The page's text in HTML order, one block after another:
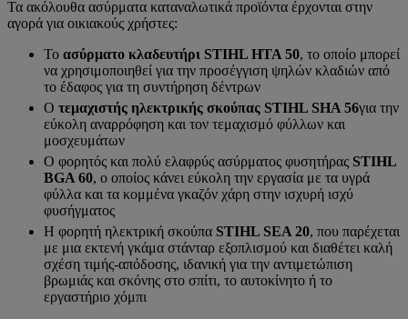
Τα ακόλουθα ασύρματα καταναλωτικά προϊόντα έρχονται στην
αγορά για οικιακούς χρήστες:
Το ασύρματο κλαδευτήρι STIHL HTA 50, το οποίο μπορεί
να χρησιμοποιηθεί για την προσέγγιση ψηλών κλαδιών από
το έδαφος για τη συντήρηση δέντρων
Ο τεμαχιστής ηλεκτρικής σκούπας STIHL SHA 56για την
εύκολη αναρρόφηση και τον τεμαχισμό φύλλων και
μοσχευμάτων
Ο φορητός και πολύ ελαφρύς ασύρματος φυσητήρας STIHL
BGA 60, ο οποίος κάνει εύκολη την εργασία με τα υγρά
φύλλα και τα κομμένα γκαζόν χάρη στην ισχυρή ισχύ
φυσήγματος
Η φορητή ηλεκτρική σκούπα STIHL SEA 20, που παρέχεται
με μια εκτενή γκάμα στάνταρ εξοπλισμού και διαθέτει καλή
σχέση τιμής-απόδοσης, ιδανική για την αντιμετώπιση
βρωμιάς και σκόνης στο σπίτι, το αυτοκίνητο ή το
εργαστήριο χόμπι